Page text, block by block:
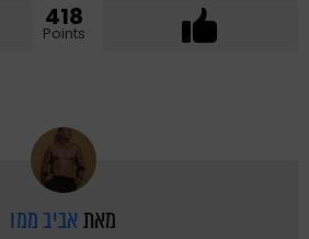
418
Points
מאתאביב ממו